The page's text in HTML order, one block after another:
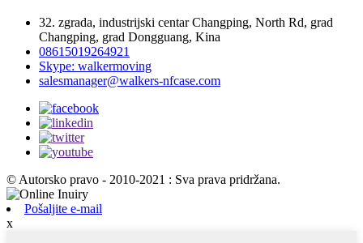
32. zgrada, industrijski centar Changping, North Rd, grad
Changping, grad Dongguang, Kina
08615019264921
Skype: walkermoving
salesmanager@walkers-nfcase.com
© Autorsko pravo - 2010-2021 : Sva prava pridržana.
Pošaljite e-mail
x